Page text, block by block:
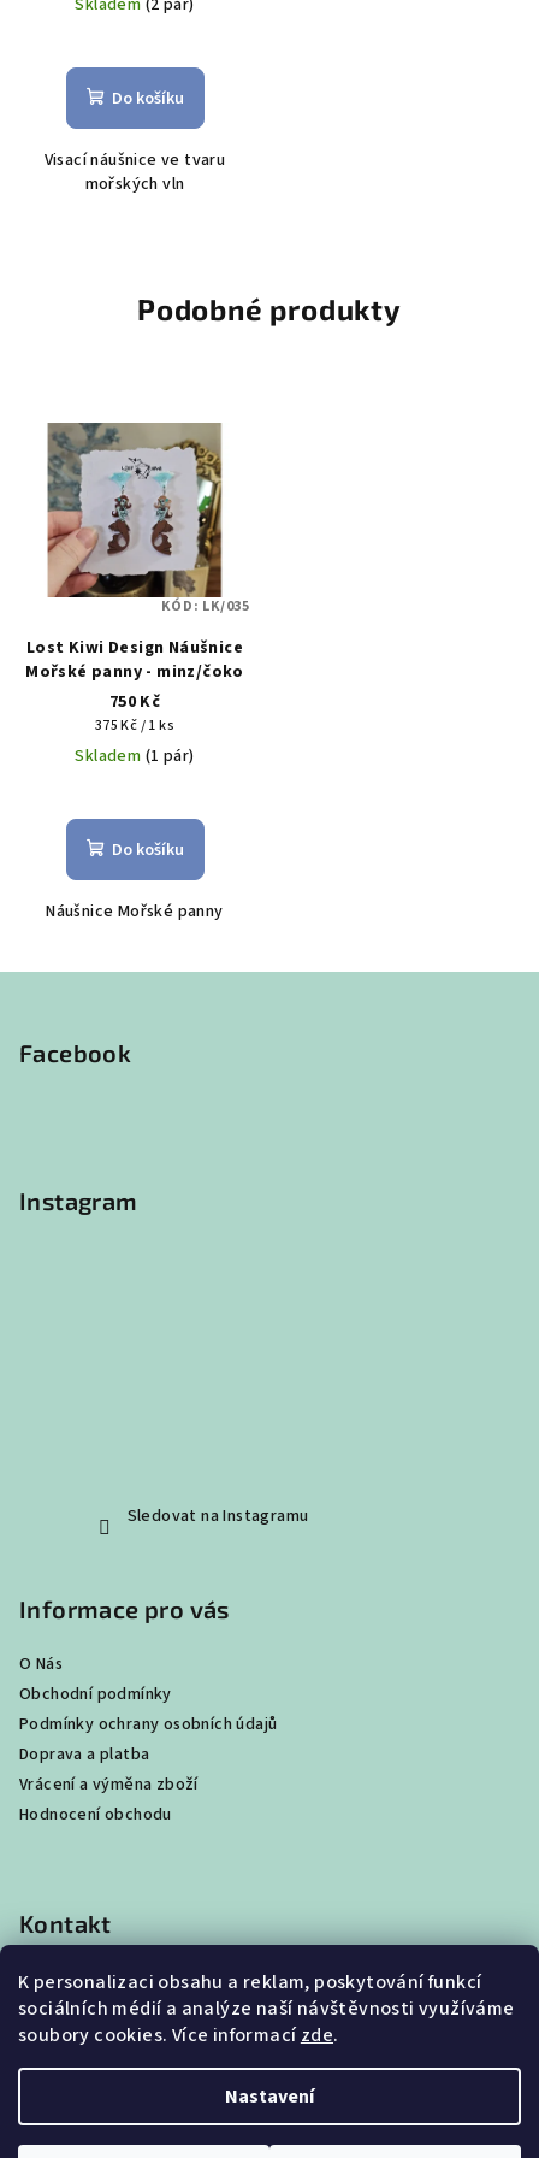
K personalizaci obsahu a reklam, poskytování funkcí
sociálních médií a analýze naší návštěvnosti využíváme
soubory cookies. Více informacízde.
Nastavení
Skladem (2 pár)
Do košíku
Visací náušnice ve tvaru
mořských vln
Podobné produkty
Lost Kiwi Design Náušnice
Mořské panny - minz/čoko
750 Kč
Měrná
cena:
375 Kč / 1 ks
Skladem (1 pár)
Do košíku
Náušnice Mořské panny
KÓD: LK/035
Facebook
Instagram
Sledovat na Instagramu
Informace pro vás
O Nás
Obchodní podmínky
Podmínky ochrany osobních údajů
Doprava a platba
Vrácení a výměna zboží
Hodnocení obchodu
Kontakt
shop@best4beast.com
+420 734 673 849